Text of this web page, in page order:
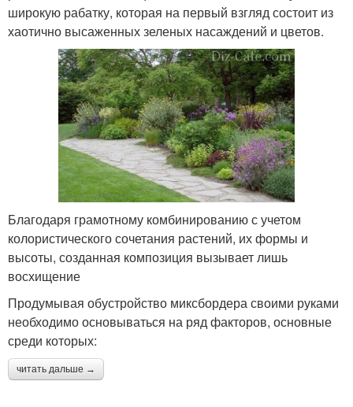
широкую рабатку, которая на первый взгляд состоит из
хаотично высаженных зеленых насаждений и цветов.
Благодаря грамотному комбинированию с учетом
колористического сочетания растений, их формы и
высоты, созданная композиция вызывает лишь
восхищение
Продумывая обустройство миксбордера своими руками
необходимо основываться на ряд факторов, основные
среди которых:
читать дальше →